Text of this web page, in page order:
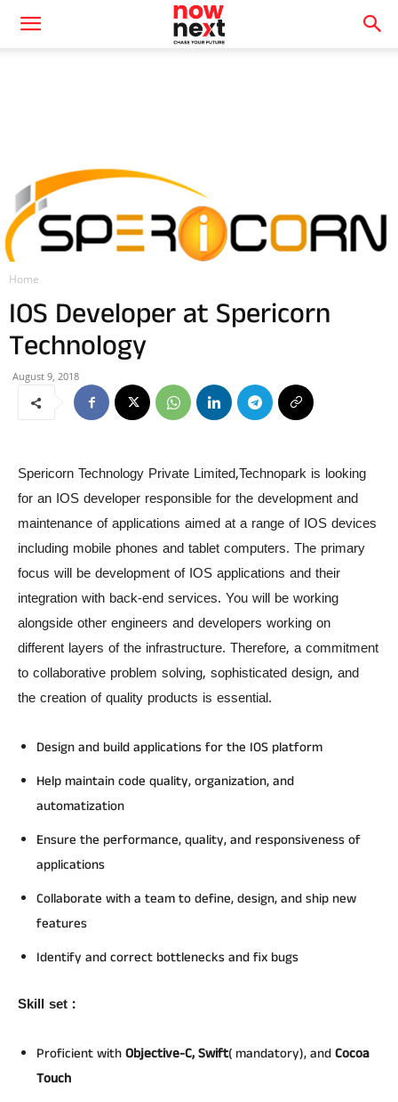
Home
IOS Developer at Spericorn
Technology
August 9, 2018
Spericorn Technology Private Limited,Technopark is looking
for an IOS developer responsible for the development and
maintenance of applications aimed at a range of IOS devices
including mobile phones and tablet computers. The primary
focus will be development of IOS applications and their
integration with back-end services. You will be working
alongside other engineers and developers working on
different layers of the infrastructure. Therefore, a commitment
to collaborative problem solving, sophisticated design, and
the creation of quality products is essential.
Design and build applications for the IOS platform
Help maintain code quality, organization, and
automatization
Ensure the performance, quality, and responsiveness of
applications
Collaborate with a team to define, design, and ship new
features
Identify and correct bottlenecks and fix bugs
Skill set :
Proficient withObjective-C, Swift( mandatory), andCocoa
Touch